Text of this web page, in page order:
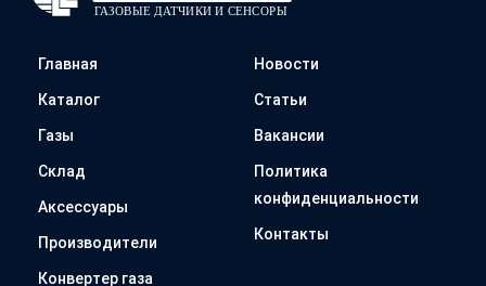
Главная
Каталог
Газы
Склад
Аксессуары
Производители
Конвертер газа
Новости
Статьи
Вакансии
Политика
конфиденциальности
Контакты